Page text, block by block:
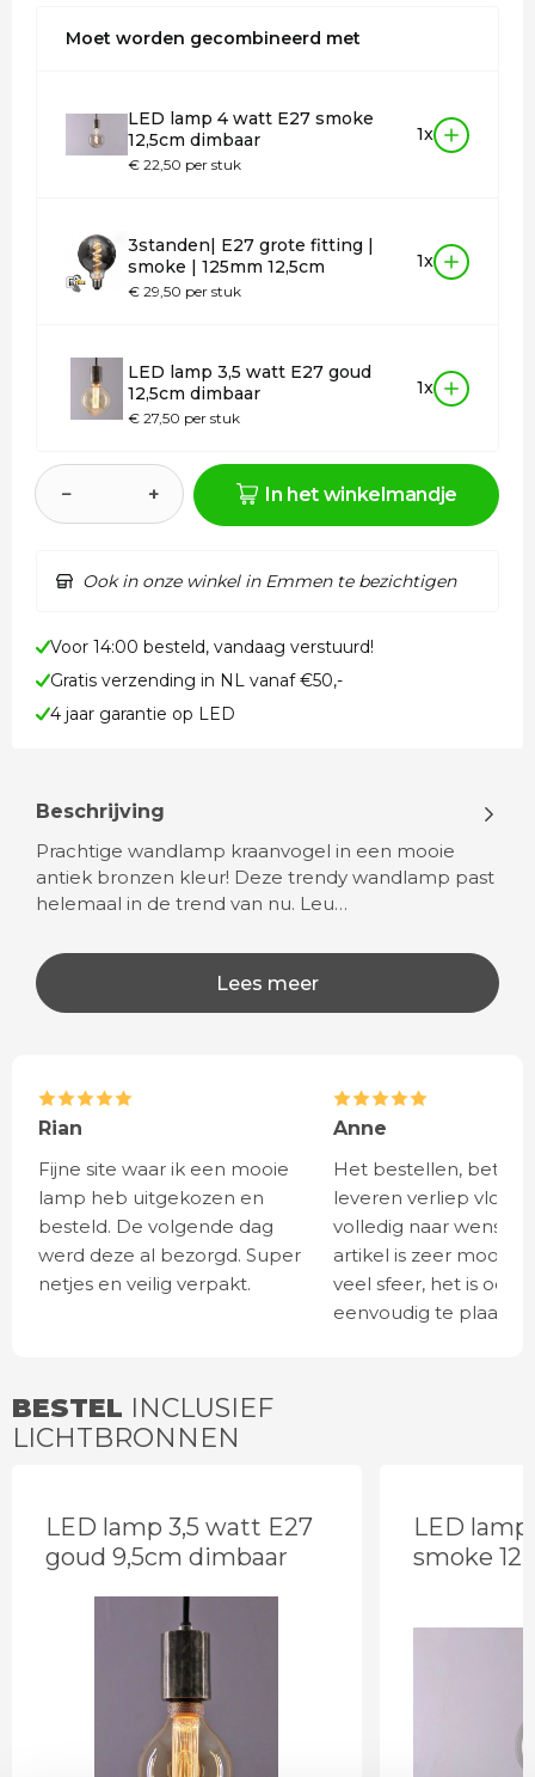
Moet worden gecombineerd met
LED lamp 4 watt E27 smoke
12,5cm dimbaar
€ 22,50 per stuk
1x
3standen| E27 grote fitting |
smoke | 125mm 12,5cm
€ 29,50 per stuk
1x
LED lamp 3,5 watt E27 goud
12,5cm dimbaar
€ 27,50 per stuk
1x
− + In het winkelmandje
Ook in onze winkel in Emmen te bezichtigen
Voor 14:00 besteld, vandaag verstuurd!
Gratis verzending in NL vanaf €50,-
4 jaar garantie op LED
Beschrijving
Prachtige wandlamp kraanvogel in een mooie
antiek bronzen kleur! Deze trendy wandlamp past
helemaal in de trend van nu. Leu…
Lees meer
Rian
Fijne site waar ik een mooie
lamp heb uitgekozen en
besteld. De volgende dag
werd deze al bezorgd. Super
netjes en veilig verpakt.
Anne
Het bestellen,
leveren verliep vlot en
volledig naar wens.
artikel is zeer mooi
veel sfeer, het is ook
eenvoudig te
BESTEL INCLUSIEF
LICHTBRONNEN
LED lamp 3,5 watt E27
goud 9,5cm dimbaar
LED
smoke